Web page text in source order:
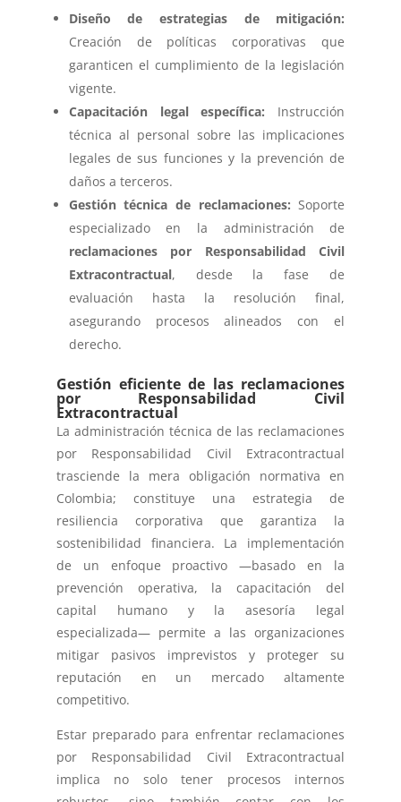
Diseño de estrategias de mitigación:
Creación de políticas corporativas que
garanticen el cumplimiento de la legislación
vigente.
Capacitación legal específica: Instrucción
técnica al personal sobre las implicaciones
legales de sus funciones y la prevención de
daños a terceros.
Gestión técnica de reclamaciones: Soporte
especializado en la administración de
reclamaciones por Responsabilidad Civil
Extracontractual, desde la fase de
evaluación hasta la resolución final,
asegurando procesos alineados con el
derecho.
Gestión eficiente de las reclamaciones
por Responsabilidad Civil
Extracontractual
La administración técnica de las reclamaciones
por Responsabilidad Civil Extracontractual
trasciende la mera obligación normativa en
Colombia; constituye una estrategia de
resiliencia corporativa que garantiza la
sostenibilidad financiera. La implementación
de un enfoque proactivo —basado en la
prevención operativa, la capacitación del
capital humano y la asesoría legal
especializada— permite a las organizaciones
mitigar pasivos imprevistos y proteger su
reputación en un mercado altamente
competitivo.
Estar preparado para enfrentar reclamaciones
por Responsabilidad Civil Extracontractual
implica no solo tener procesos internos